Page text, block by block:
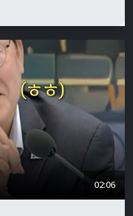
02:06